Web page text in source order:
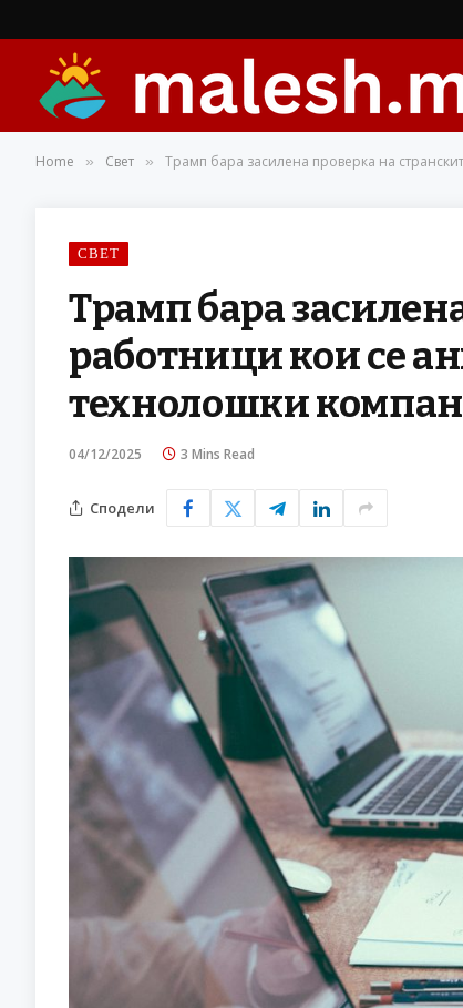
Home » Свет » Трамп бара засилена проверка на
СВЕТ
Трамп бара
работници кои се
технолошки
04/12/2025 3 Mins Read
Сподели